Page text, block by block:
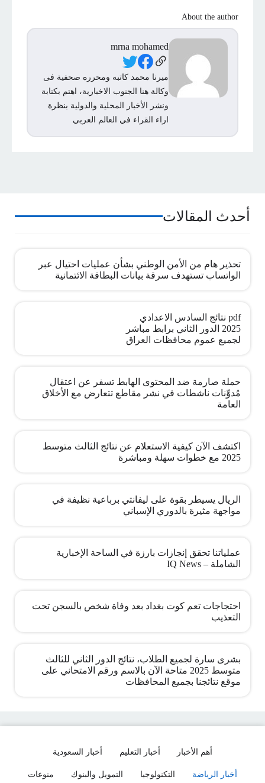
About the author
mrna mohamed
Social Links
ميرنا محمد كاتبه ومحرره صحفية فى
وكالة هنا الجنوب الاخبارية، اهتم بكتابة
ونشر الأخبار المحلية والدولية بنظرة
اراء القراء في العالم العربي
أحدث المقالات
تحذير هام من الأمن الوطني بشأن عمليات احتيال عبر
الواتساب تستهدف سرقة بيانات البطاقة الائتمانية
pdf نتائج السادس الاعدادي
2025 الدور الثاني برابط مباشر
لجميع عموم محافظات العراق
حملة صارمة ضد المحتوى الهابط تسفر عن اعتقال
مُدوِّنات ناشطات في نشر مقاطع تتعارض مع الأخلاق
العامة
اكتشف الآن كيفية الاستعلام عن نتائج الثالث متوسط
2025 مع خطوات سهلة ومباشرة
الريال يسيطر بقوة على ليفانتي برباعية نظيفة في
مواجهة مثيرة بالدوري الإسباني
عملياتنا تحقق إنجازات بارزة في الساحة الإخبارية
الشاملة – IQ News
احتجاجات تعم كوت بغداد بعد وفاة شخص بالسجن تحت
التعذيب
بشرى سارة لجميع الطلاب، نتائج الدور الثاني للثالث
متوسط 2025 متاحة الآن بالاسم ورقم الامتحاني على
موقع نتائجنا بجميع المحافظات
أهم الأخبار أخبار التعليم أخبار السعودية
أخبار الرياضة التكنولوجيا التمويل والبنوك منوعات